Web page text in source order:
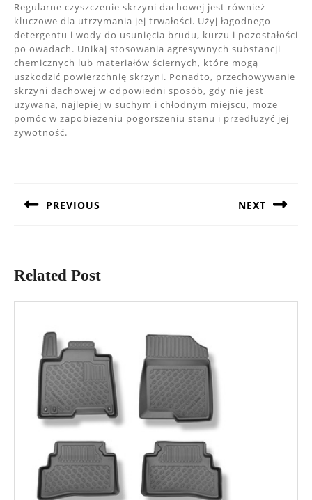
Regularne czyszczenie skrzyni dachowej jest również
kluczowe dla utrzymania jej trwałości. Użyj łagodnego
detergentu i wody do usunięcia brudu, kurzu i pozostałości
po owadach. Unikaj stosowania agresywnych substancji
chemicznych lub materiałów ściernych, które mogą
uszkodzić powierzchnię skrzyni. Ponadto, przechowywanie
skrzyni dachowej w odpowiedni sposób, gdy nie jest
używana, najlepiej w suchym i chłodnym miejscu, może
pomóc w zapobieżeniu pogorszeniu stanu i przedłużyć jej
żywotność.
PREVIOUS NEXT
Related Post